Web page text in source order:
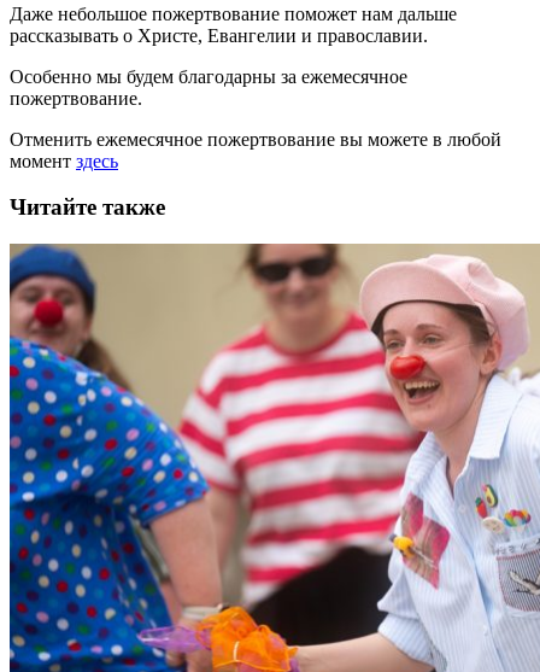
Даже небольшое пожертвование поможет нам дальше
рассказывать о Христе, Евангелии и православии.
Особенно мы будем благодарны за ежемесячное
пожертвование.
Отменить ежемесячное пожертвование вы можете в любой
момент здесь
Читайте также